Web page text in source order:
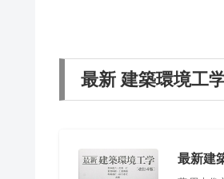
最新 建築環境工
最新建